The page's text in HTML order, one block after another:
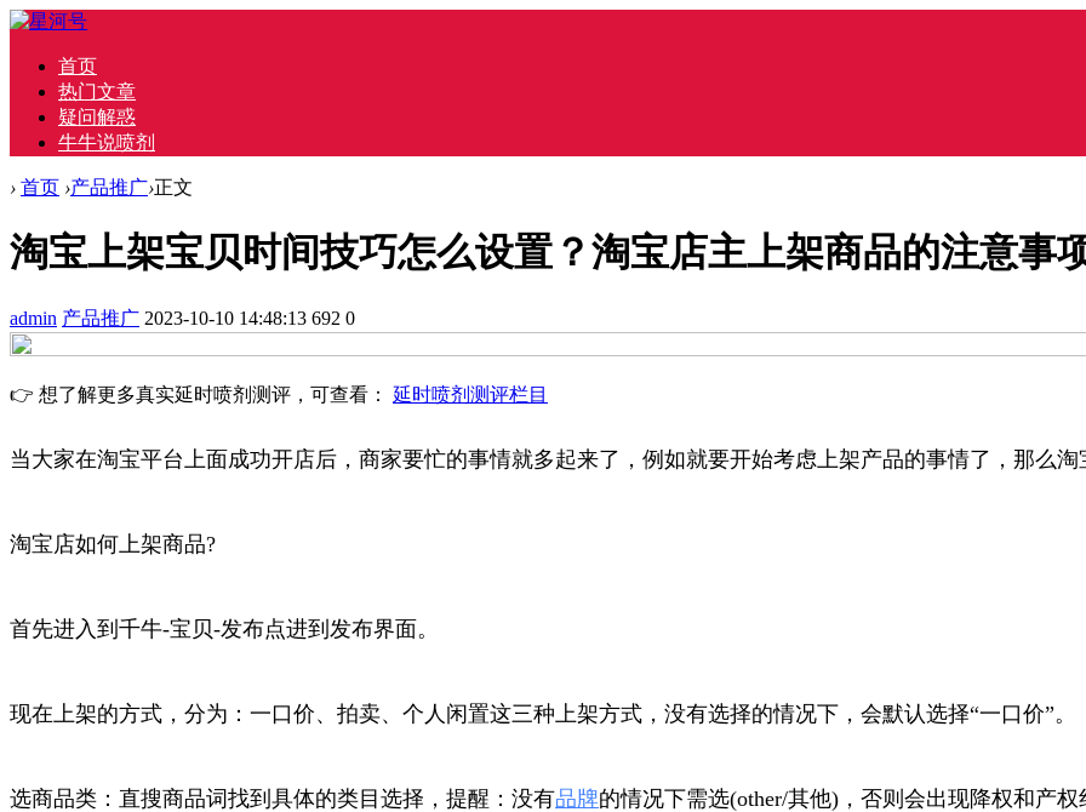
首页
热门文章
疑问解惑
牛牛说喷剂
› 首页 ›产品推广›正文
淘宝上架宝贝时间技巧怎么设置？淘宝店主上架商品的注意事
admin 产品推广 2023-10-10 14:48:13 692 0
👉 想了解更多真实延时喷剂测评，可查看： 延时喷剂测评栏目
当大家在淘宝平台上面成功开店后，商家要忙的事情就多起来了，例如就要开始考虑上架产品的事情了，那么
淘宝店如何上架商品?
首先进入到千牛-宝贝-发布点进到发布界面。
现在上架的方式，分为：一口价、拍卖、个人闲置这三种上架方式，没有选择的情况下，会默认选择“一口价”。
选商品类：直搜商品词找到具体的类目选择，提醒：没有品牌的情况下需选(other/其他)，否则会出现降权和产